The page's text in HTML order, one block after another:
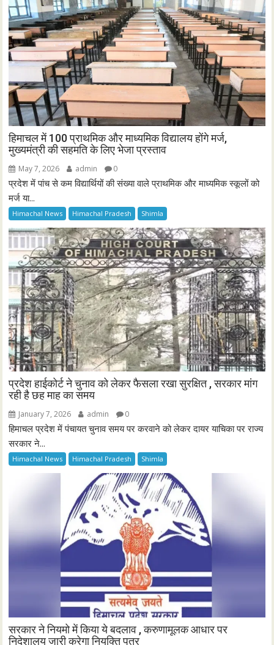
हिमाचल में 100 प्राथमिक और माध्यमिक विद्यालय होंगे मर्ज,
मुख्यमंत्री की सहमति के लिए भेजा प्रस्ताव
May 7, 2026 admin 0
प्रदेश में पांच से कम विद्यार्थियों की संख्या वाले प्राथमिक और माध्यमिक स्कूलों को
मर्ज या...
Himachal News Himachal Pradesh Shimla
प्रदेश हाईकोर्ट ने चुनाव को लेकर फैसला रखा सुरक्षित , सरकार मांग
रही है छह माह का समय
January 7, 2026 admin 0
हिमाचल प्रदेश में पंचायत चुनाव समय पर करवाने को लेकर दायर याचिका पर राज्य
सरकार ने...
Himachal News Himachal Pradesh Shimla
सरकार ने नियमो में किया ये बदलाव , करुणामूलक आधार पर
निदेशालय जारी करेगा नियुक्ति पत्र